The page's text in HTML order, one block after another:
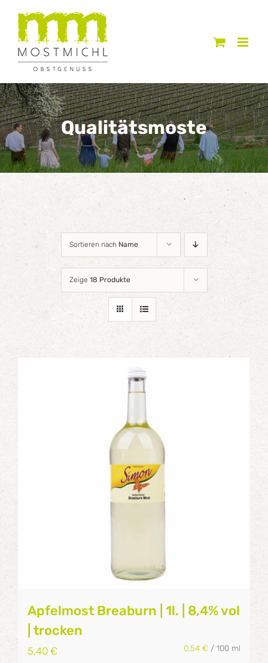
Zum
Inhalt
springen
Qualitätsmoste
Sortieren nach Name
Zeige 18 Produkte
Apfelmost Breaburn | 1l. | 8,4% vol
| trocken
5,40 € 0,54 € / 100 ml